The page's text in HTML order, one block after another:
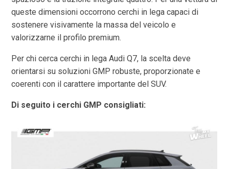
queste dimensioni occorrono cerchi in lega capaci di
sostenere visivamente la massa del veicolo e
valorizzarne il profilo premium.
Per chi cerca cerchi in lega Audi Q7, la scelta deve
orientarsi su soluzioni GMP robuste, proporzionate e
coerenti con il carattere importante del SUV.
Di seguito i cerchi GMP consigliati: